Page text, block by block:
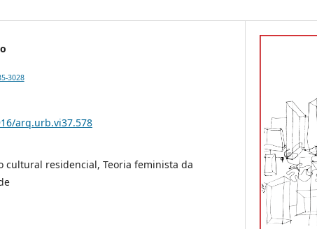
3028
arq.urb.vi37.578
cultural residencial, Teoria feminista da